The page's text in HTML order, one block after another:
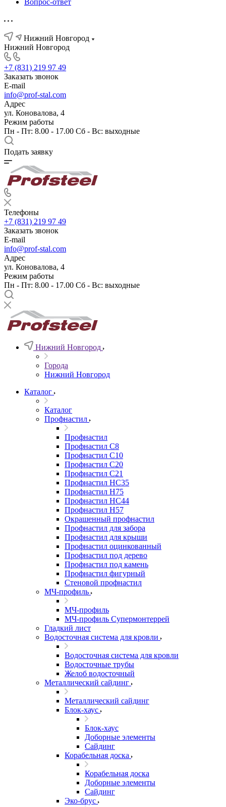
Вопрос-ответ
Нижний Новгород
Нижний Новгород
+7 (831) 219 97 49
Заказать звонок
E-mail
info@prof-stal.com
Адрес
ул. Коновалова, 4
Режим работы
Пн - Пт: 8.00 - 17.00 Сб - Вс: выходные
Подать заявку
Телефоны
+7 (831) 219 97 49
Заказать звонок
E-mail
info@prof-stal.com
Адрес
ул. Коновалова, 4
Режим работы
Пн - Пт: 8.00 - 17.00 Сб - Вс: выходные
Нижний Новгород
Города
Нижний Новгород
Каталог
Каталог
Профнастил
Профнастил
Профнастил С8
Профнастил С10
Профнастил С20
Профнастил С21
Профнастил НС35
Профнастил Н75
Профнастил HC44
Профнастил Н57
Окрашенный профнастил
Профнастил для забора
Профнастил для крыши
Профнастил оцинкованный
Профнастил под дерево
Профнастил под камень
Профнастил фигурный
Стеновой профнастил
МЧ-профиль
МЧ-профиль
МЧ-профиль Супермонтеррей
Гладкий лист
Водосточная система для кровли
Водосточная система для кровли
Водосточные трубы
Желоб водосточный
Металлический сайдинг
Металлический сайдинг
Блок-хаус
Блок-хаус
Доборные элементы
Сайдинг
Корабельная доска
Корабельная доска
Доборные элементы
Сайдинг
Эко-брус